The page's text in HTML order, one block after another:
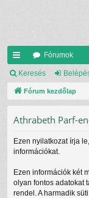
yo
rs
k
Fórumok
Keresés
Fórum kezdőlap
Athrabeth Parf-
Ezen nyilatkozat írja
információkat.
Ezen információk két
olyan fontos adatokat
rendel. A harmadik